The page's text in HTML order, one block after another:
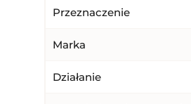
Przeznaczenie
Marka
Działanie